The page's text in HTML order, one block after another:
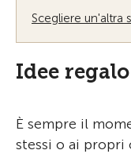
Scegliere un'altra
Idee
È sempre il
stessi o ai propri